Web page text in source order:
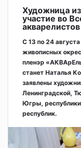
Художница
участие во
акварелистов
С 13 по 24
живописных
пленэр
станет Наталья
заявлены
Ленинградской,
Югры,
республик.